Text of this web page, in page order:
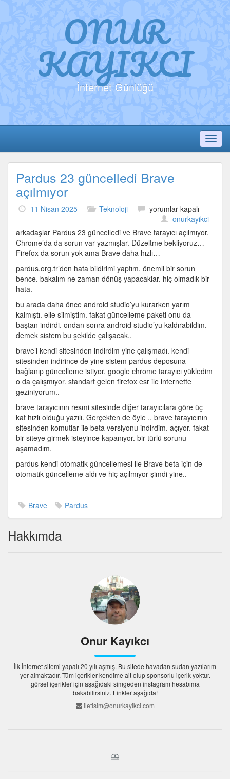
ONUR
KAYIKCI
İnternet Günlüğü
Pardus 23 güncelledi Brave
açılmıyor
11 Nisan 2025 Teknoloji
Pardus
güncelledi
Brave
açılmıyor
yorumlar kapalı
onurkayikci
arkadaşlar Pardus 23 güncelledi ve Brave tarayıcı açılmıyor.
Chrome’da da sorun var yazmışlar. Düzeltme bekliyoruz…
Firefox da sorun yok ama Brave daha hızlı…
pardus.org.tr’den hata bildirimi yaptım. önemli bir sorun
bence. bakalım ne zaman dönüş yapacaklar. hiç olmadık bir
hata.
bu arada daha önce android studio’yu kurarken yarım
kalmıştı. elle silmiştim. fakat güncelleme paketi onu da
baştan indirdi. ondan sonra android studio’yu kaldırabildim.
demek sistem bu şekilde çalışacak..
brave’i kendi sitesinden indirdim yine çalışmadı. kendi
sitesinden indirince de yine sistem pardus deposuna
bağlanıp güncelleme istiyor. google chrome tarayıcı yükledim
o da çalışmıyor. standart gelen firefox esr ile internette
geziniyorum..
brave tarayıcının resmi sitesinde diğer tarayıcılara göre üç
kat hızlı olduğu yazılı. Gerçekten de öyle .. brave tarayıcının
sitesinden komutlar ile beta versiyonu indirdim. açıyor. fakat
bir siteye girmek isteyince kapanıyor. bir türlü sorunu
aşamadım.
pardus kendi otomatik güncellemesi ile Brave beta için de
otomatik güncelleme aldı ve hiç açılmıyor şimdi yine..
Brave Pardus
Hakkımda
Onur Kayıkcı
İlk İnternet sitemi yapalı 20 yılı aşmış. Bu sitede havadan sudan yazılarım
yer almaktadır. Tüm içerikler kendime ait olup sponsorlu içerik yoktur.
görsel içerikler için aşağıdaki simgeden instagram hesabıma
bakabilirsiniz. Linkler aşağıda!
iletisim@onurkayikci.com